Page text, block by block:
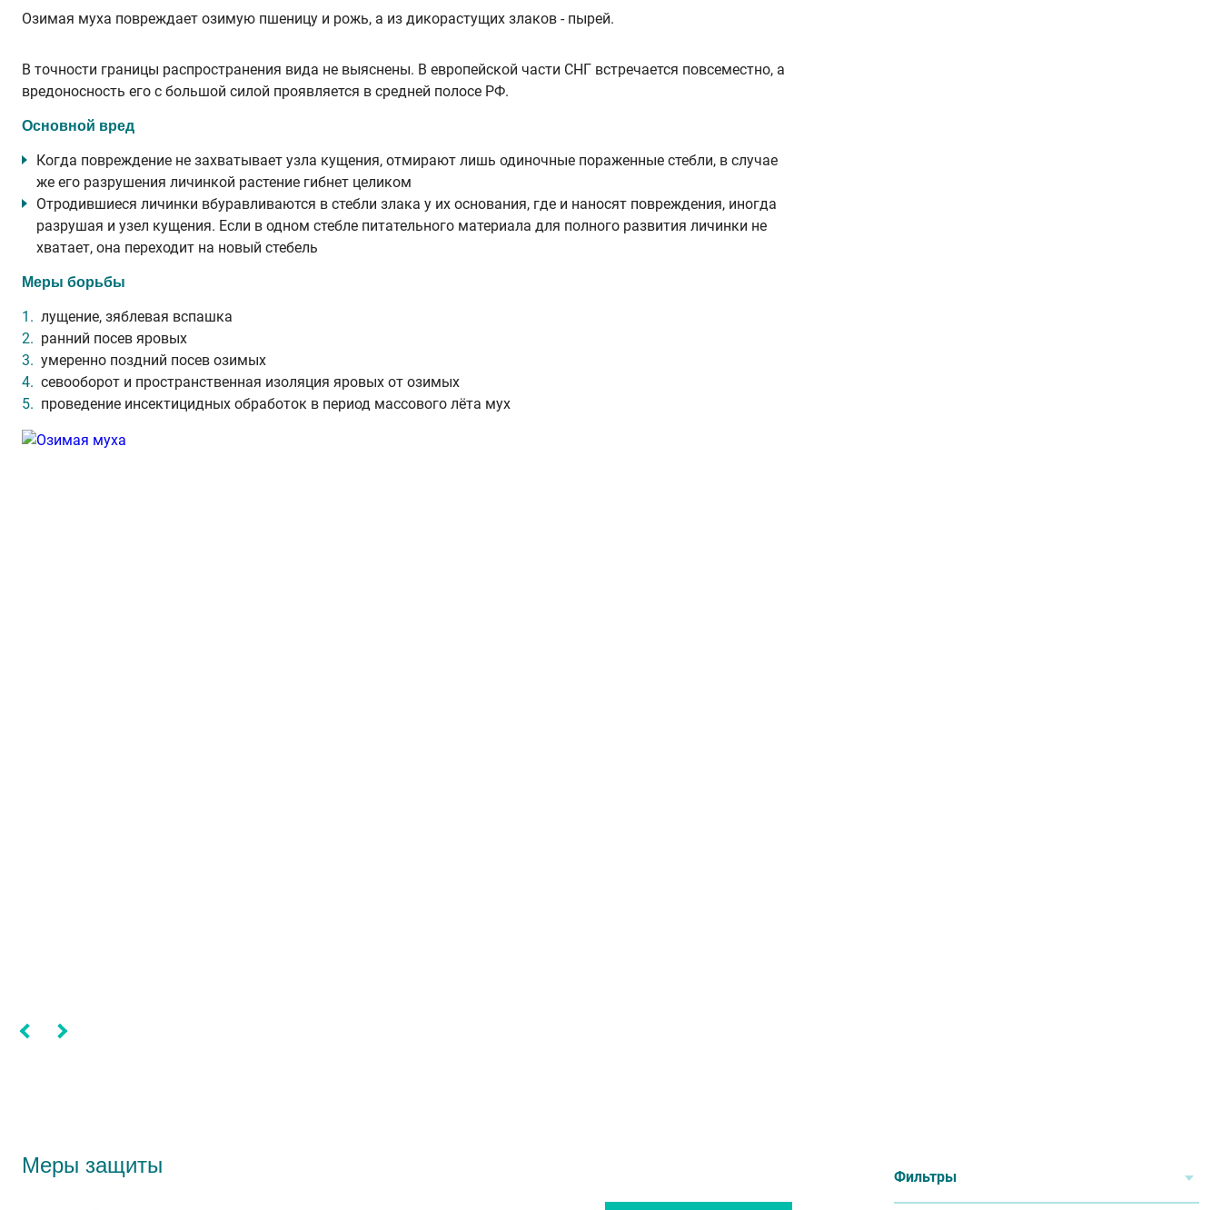
Озимая муха повреждает озимую пшеницу и рожь, а из дикорастущих злаков - пырей.
В точности границы распространения вида не выяснены. В европейской части CНГ встре­чается повсеместно, а
вредоносность его с большой силой про­является в средней полосе РФ.
Основной вред
Когда повреждение не захватывает узла кущения, отмирают лишь одиночные пораженные стебли, в случае
же его разрушения личинкой растение гибнет целиком
Отродившиеся личинки вбуравливаются в стебли злака у их основания, где и наносят повреждения, иногда
разру­шая и узел кущения. Если в одном стебле питательного материала для полного развития личинки не
хватает, она переходит на новый стебель
Меры борьбы
лущение, зяблевая вспашка
ранний посев яровых
умеренно поздний посев озимых
севооборот и пространственная изоляция яровых от озимых
проведение инсектицидных обработок в период массового лёта мух
Меры защиты Фильтры